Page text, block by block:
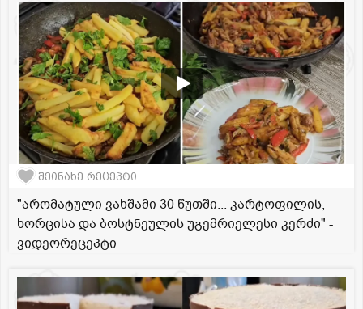
შეინახე რეცეპტი
"არომატული ვახშამი 30 წუთში... კარტოფილის,
ხორცისა და ბოსტნეულის უგემრიელესი კერძი" -
ვიდეორეცეპტი